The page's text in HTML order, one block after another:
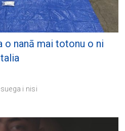
o nanā mai totonu o ni
i nisi